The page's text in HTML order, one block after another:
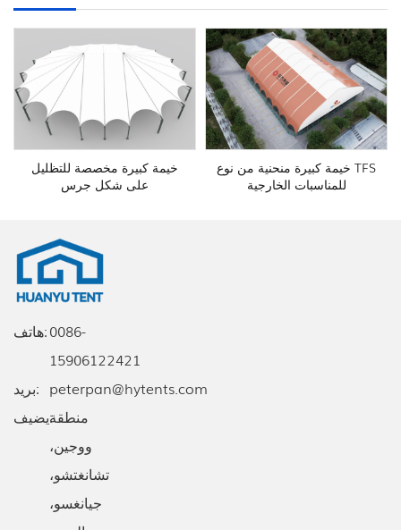
خيمة كبيرة مخصصة للتظليل
على شكل جرس
خيمة كبيرة منحنية من نوع TFS
للمناسبات الخارجية
يضيف:منطقة
ووجين،
تشانغتشو،
جيانغسو،
هاتف:0086-
15906122421
بريد: peterpan@hytents.com